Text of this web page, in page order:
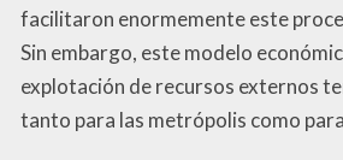
facilitaron enormemente este
Sin embargo, este modelo
explotación de recursos externos
tanto para las metrópolis como